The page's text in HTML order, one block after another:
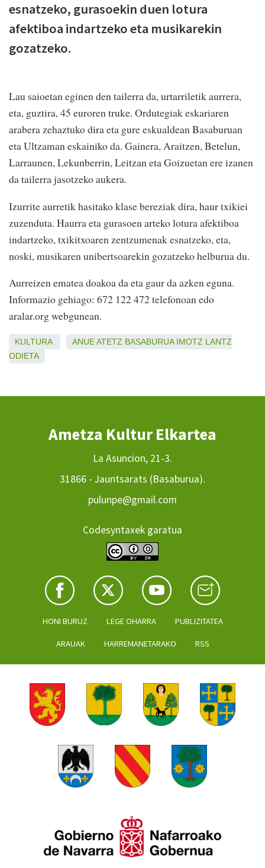
esnatzeko, gurasoekin duen lotura
afektiboa indartzeko eta musikarekin
gozatzeko.
Lau saioetan eginen den tailerra da, urtarriletik aurrera,
eta, guztira, 45 euroren truke. Ordutegiak eskariaren
arabera zehaztuko dira eta gure eskualdean Basaburuan
eta Ultzaman eskainiko da. Gainera, Araitzen, Betelun,
Larraunen, Lekunberrin, Leitzan eta Goizuetan ere izanen
da tailerra jasotzeko aukera.
Izurrite aurretik hasitako klase bereziak dira, haur txikiei
zuzenduta. Haurra eta gurasoen arteko lotura afektiboa
indartzeko, txikitxoaren zentzumenak esnatzeko, eta,
noski, musikaren unibertsoarekin gozatzeko helburua du.
Aurreizen ematea doakoa da eta gaur da azken eguna.
Informazio gehiago: 672 122 472 telefonoan edo
aralar.org webgunean.
KULTURA ANUEATETZ BASABURUA IMOTZ LANTZ
ODIETA
Ametza Kultur Elkartea
La Asuncion, 21-3.
31866 - Jauntsarats (Basaburua).
pulunpe@gmail.com
Codesyntaxek garatua
HONI BURUZ LEGE OHARRA PUBLIZITATEA
ARAUAK HARREMANETARAKO RSS